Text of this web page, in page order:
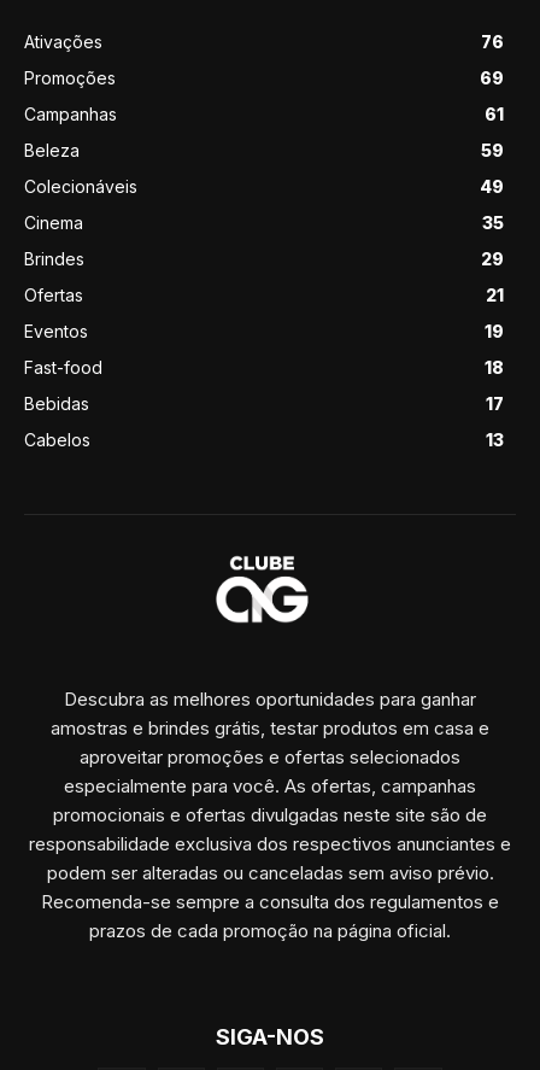
Ativações
76
Promoções
69
Campanhas
61
Beleza
59
Colecionáveis
49
Cinema
35
Brindes
29
Ofertas
21
Eventos
19
Fast-food
18
Bebidas
17
Cabelos
13
Descubra as melhores oportunidades para ganhar
amostras e brindes grátis, testar produtos em casa e
aproveitar promoções e ofertas selecionados
especialmente para você. As ofertas, campanhas
promocionais e ofertas divulgadas neste site são de
responsabilidade exclusiva dos respectivos anunciantes e
podem ser alteradas ou canceladas sem aviso prévio.
Recomenda-se sempre a consulta dos regulamentos e
prazos de cada promoção na página oficial.
SIGA-NOS